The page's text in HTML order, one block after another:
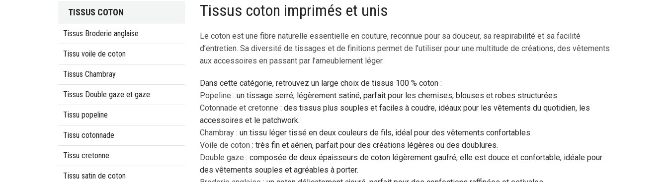
TISSUS COTON
Tissus Broderie anglaise
Tissu voile de coton
Tissus Chambray
Tissus Double gaze et gaze
Tissu popeline
Tissu cotonnade
Tissu cretonne
Tissu satin de coton
Tissus coton imprimés et unis
Le coton est une fibre naturelle essentielle en couture, reconnue pour sa douceur, sa respirabilité et sa facilité
d’entretien. Sa diversité de tissages et de finitions permet de l’utiliser pour une multitude de créations, des vêtements
aux accessoires en passant par l’ameublement léger.
Dans cette catégorie, retrouvez un large choix de tissus 100 % coton :
Popeline : un tissage serré, légèrement satiné, parfait pour les chemises, blouses et robes structurées.
Cotonnade et cretonne : des tissus plus souples et faciles à coudre, idéaux pour les vêtements du quotidien, les
accessoires et le patchwork.
Chambray : un tissu léger tissé en deux couleurs de fils, idéal pour des vêtements confortables.
Voile de coton : très fin et aérien, parfait pour des créations légères ou des doublures.
Double gaze : composée de deux épaisseurs de coton légèrement gaufré, elle est douce et confortable, idéale pour
des vêtements souples et agréables à porter.